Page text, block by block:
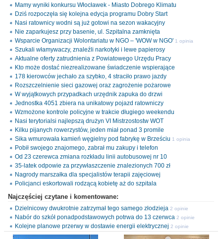
Mamy wyniki konkursu Włocławek - Miasto Dobrego Klimatu
Dziś rozpoczęła się kolejna edycja programu Dobry Start
Nasi ratownicy wodni są już gotowi na sezon wakacyjny
Nie zaparkujesz przy basenie, ul. Szpitalna zamknięta
Wsparcie Organizacji Wolontariatu w NGO – 'WOW w NGO' 1 opinia
Szukali włamywaczy, znaleźli narkotyki i lewe papierosy
Aktualne oferty zatrudnienia z Powiatowego Urzędu Pracy
Kto może dostać niezrealizowane świadczenie wspierające
178 kierowców jechało za szybko, 4 straciło prawo jazdy
Rozszczelnienie sieci gazowej oraz zagrożenie pożarowe
W wyjątkowych przypadkach urzędnik zapuka do drzwi
Jednostka 4051 zbiera na unikatowy pojazd ratowniczy
Wzmożone kontrole policyjne w trakcie długiego weekendu
Nasi terytorialsi najlepszą drużyn VI Mistrzostostw WOT
Kilku pijanych rowerzystów, jeden miał ponad 3 promile
Sika wmurowała kamień węgielny pod fabrykę w Brześciu 1 opinia
Pobił swojego znajomego, zabrał mu zakupy i telefon
Od 23 czerewca zmiana rozkładu linii autobusowej nr 10
35-latek odpowie za przywłaszczenie znalezionych 700 zł
Nagrody marszałka dla specjalistów terapii zajęciowej
Policjanci eskortowali rodzącą kobietę aż do szpitala
Najczęściej czytane i komentowane:
Dzielnicowy dwukrotnie zatrzymał tego samego złodzieja 2 opinie
Nabór do szkół ponadpodstawowych potrwa do 13 czerwca 2 opinie
Kolejne planowe przerwy w dostawie energii elektrycznej 2 opinie